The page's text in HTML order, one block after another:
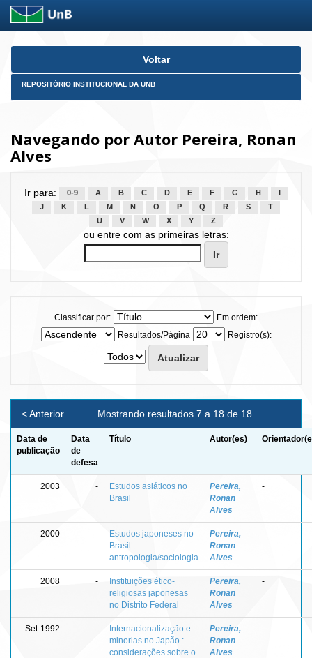
Skip
Voltar
REPOSITÓRIO INSTITUCIONAL DA UNB
Navegando por Autor Pereira, Ronan
Alves
Ir para: 0-9 A B C D E F G H
J
K L M N O P Q R S
T
U
V W X Y Z
ou entre com as primeiras letras:
Classificar por:
Em ordem:
Resultados/Página
Registro(s):
Mostrando resultados 7 a 18 de 18
< Anterior
Data de
publicação
Data
de
defesa
Título Autor(es)
2003 -
Estudos asiáticos no
Brasil
Pereira,
Ronan
Alves
-
2000 -
Estudos japoneses no
Brasil :
antropologia/sociologia
Pereira,
Ronan
Alves
-
2008 -
Instituições ético-
religiosas japonesas
no Distrito Federal
Pereira,
Ronan
Alves
-
Set-1992 -
Internacionalização e
minorias no Japão :
considerações sobre o
Pereira,
Ronan
Alves
-